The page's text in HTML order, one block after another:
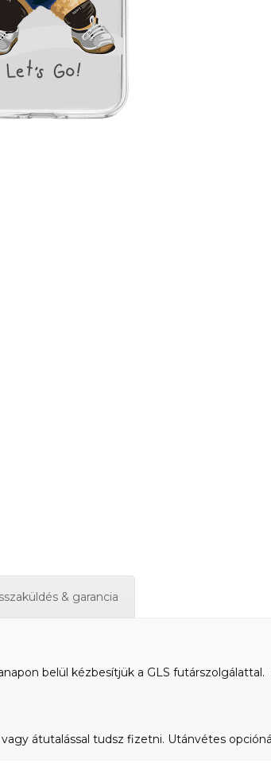
& garancia
belül kézbesítjük a GLS
átutalással tudsz fizetni. Utánvétes